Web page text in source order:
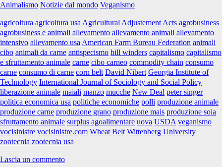
surplus:
il
consumo
di
“carne”
e
l’oppressione
animale
Animalismo Notizie dal mondo Veganismo
agricoltura agricoltura usa Agricultural Adjustement Acts agrobusiness
agrobusiness e animali allevamento allevamento animali allevamento
intensivo allevamento usa American Farm Bureau Federation animali
cibo animali da carne antispecismo bill winders capitalismo capitalismo
e sfruttamento animale carne cibo carneo commodity chain consumo
carne consumo di carne corn belt David Nibert Georgia Institute of
Technology International Journal of Sociology and Social Policy
liberazione animale maiali manzo mucche New Deal peter singer
politica economica usa politiche economiche polli produzione animale
produzione carne produzione grano produzione mais produzione soia
sfruttamento animale surplus agoalimentare uova USDA veganismo
vocisinistre vocisinistre.com Wheat Belt Wittenberg University
zootecnia zootecnia usa
Lascia un commento